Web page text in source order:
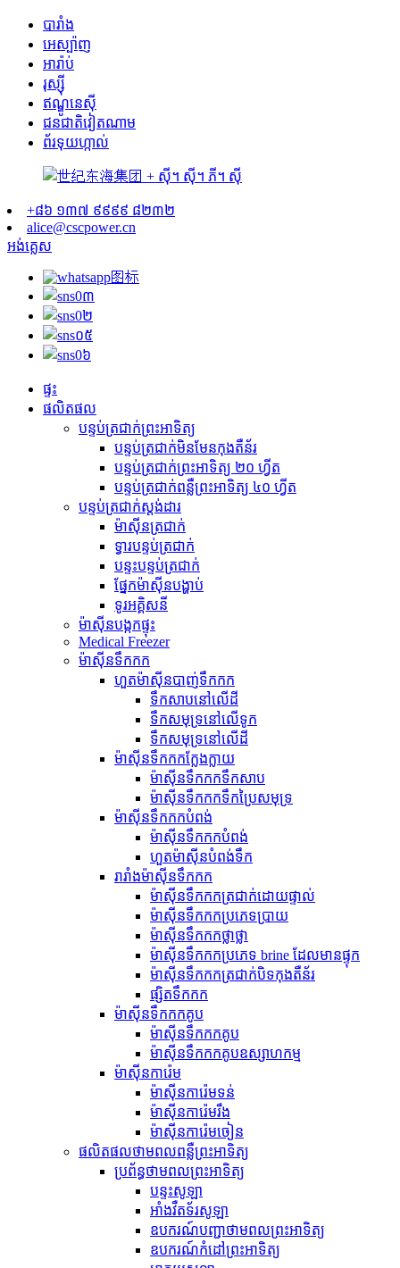
បារាំង
អេស្ប៉ាញ
អារ៉ាប់
រុស្ស៊ី
ឥណ្ឌូនេស៊ី
ជនជាតិវៀតណាម
ព័រទុយហ្កាល់
+៨៦ ១៣៧ ៩៩៩៩ ៨២៣២
alice@cscpower.cn
អង់គ្លេស
ផ្ទះ
ផលិតផល
បន្ទប់ត្រជាក់ព្រះអាទិត្យ
បន្ទប់ត្រជាក់មិនមែនកុងតឺន័រ
បន្ទប់ត្រជាក់ព្រះអាទិត្យ ២០ ហ្វីត
បន្ទប់ត្រជាក់ពន្លឺព្រះអាទិត្យ ៤០ ហ្វីត
បន្ទប់ត្រជាក់ស្តង់ដារ
ម៉ាស៊ីនត្រជាក់
ទ្វារបន្ទប់ត្រជាក់
បន្ទះបន្ទប់ត្រជាក់
ផ្នែកម៉ាស៊ីនបង្ហាប់
ទូរអគ្គិសនី
ម៉ាស៊ីនបង្កកផ្ទុះ
Medical Freezer
ម៉ាស៊ីនទឹកកក
ហួតម៉ាស៊ីនបាញ់ទឹកកក
ទឹកសាបនៅលើដី
ទឹកសមុទ្រនៅលើទូក
ទឹកសមុទ្រនៅលើដី
ម៉ាស៊ីនទឹកកកក្លែងក្លាយ
ម៉ាស៊ីនទឹកកកទឹកសាប
ម៉ាស៊ីនទឹកកកទឹកប្រៃសមុទ្រ
ម៉ាស៊ីនទឹកកកបំពង់
ម៉ាស៊ីនទឹកកកបំពង់
ហួតម៉ាស៊ីនបំពង់ទឹក
រារាំងម៉ាស៊ីនទឹកកក
ម៉ាសុីនទឹកកកត្រជាក់ដោយផ្ទាល់
ម៉ាស៊ីនទឹកកកប្រភេទប្រាយ
ម៉ាស៊ីនទឹកកកថ្លាថ្លា
ម៉ាស៊ីនទឹកកកប្រភេទ brine ដែលមានផ្ទុក
ម៉ាសុីនទឹកកកត្រជាក់បិទកុងតឺន័រ
ផ្សិតទឹកកក
ម៉ាស៊ីនទឹកកកគូប
ម៉ាស៊ីនទឹកកកគូប
ម៉ាស៊ីនទឹកកកគូបឧស្សាហកម្ម
ម៉ាស៊ីនការ៉េម
ម៉ាស៊ីនការ៉េមទន់
ម៉ាស៊ីនការ៉េមរឹង
ម៉ាស៊ីនការ៉េមចៀន
ផលិតផលថាមពលពន្លឺព្រះអាទិត្យ
ប្រព័ន្ធថាមពលព្រះអាទិត្យ
បន្ទះ​សូ​ឡា
អាំងវឺតទ័រសូឡា
ឧបករណ៍បញ្ជាថាមពលព្រះអាទិត្យ
ឧបករណ៍កំដៅព្រះអាទិត្យ